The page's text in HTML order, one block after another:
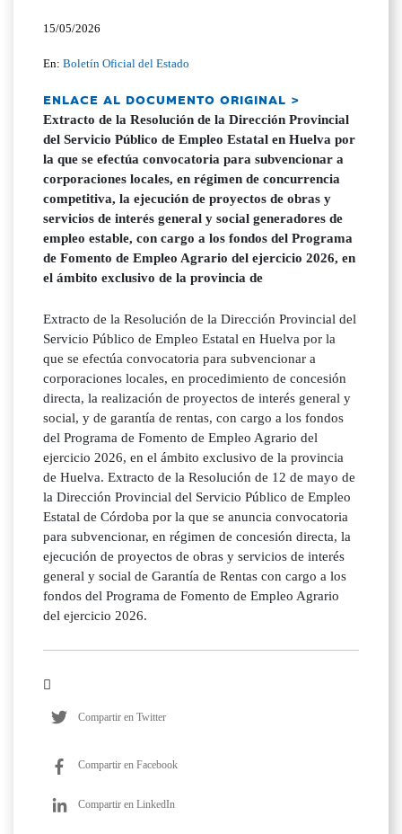
15/05/2026
En:Boletín Oficial del Estado
ENLACE AL DOCUMENTO ORIGINAL >
Extracto de la Resolución de la Dirección Provincial
del Servicio Público de Empleo Estatal en Huelva por
la que se efectúa convocatoria para subvencionar a
corporaciones locales, en régimen de concurrencia
competitiva, la ejecución de proyectos de obras y
servicios de interés general y social generadores de
empleo estable, con cargo a los fondos del Programa
de Fomento de Empleo Agrario del ejercicio 2026, en
el ámbito exclusivo de la provincia de
Extracto de la Resolución de la Dirección Provincial del
Servicio Público de Empleo Estatal en Huelva por la
que se efectúa convocatoria para subvencionar a
corporaciones locales, en procedimiento de concesión
directa, la realización de proyectos de interés general y
social, y de garantía de rentas, con cargo a los fondos
del Programa de Fomento de Empleo Agrario del
ejercicio 2026, en el ámbito exclusivo de la provincia
de Huelva. Extracto de la Resolución de 12 de mayo de
la Dirección Provincial del Servicio Público de Empleo
Estatal de Córdoba por la que se anuncia convocatoria
para subvencionar, en régimen de concesión directa, la
ejecución de proyectos de obras y servicios de interés
general y social de Garantía de Rentas con cargo a los
fondos del Programa de Fomento de Empleo Agrario
del ejercicio 2026.
Compartir en Twitter
Compartir en Facebook
Compartir en LinkedIn